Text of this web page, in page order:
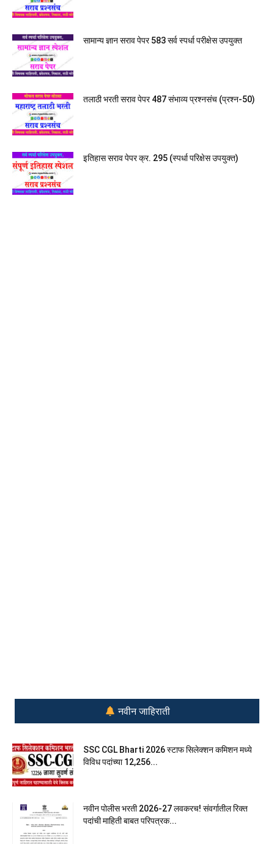
सामान्य ज्ञान सराव पेपर 583 सर्व स्पर्धा परीक्षेस उपयुक्त
तलाठी भरती सराव पेपर 487 संभाव्य प्रश्नसंच (प्रश्न-50)
इतिहास सराव पेपर क्र. 295 (स्पर्धा परिक्षेस उपयुक्त)
नवीन जाहिराती
SSC CGL Bharti 2026 स्टाफ सिलेक्शन कमिशन मध्ये
विविध पदांच्या 12,256...
नवीन पोलीस भरती 2026-27 लवकरच! संवर्गातील रिक्त
पदांची माहिती बाबत परिपत्रक...